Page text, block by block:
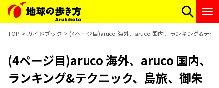
TOP ガイドブック (4ページ目)aruco 海外、aruco 国内、ランキング&テク
(4ページ目)aruco 海外、aruco 国内、
ランキング&テクニック、島旅、御朱